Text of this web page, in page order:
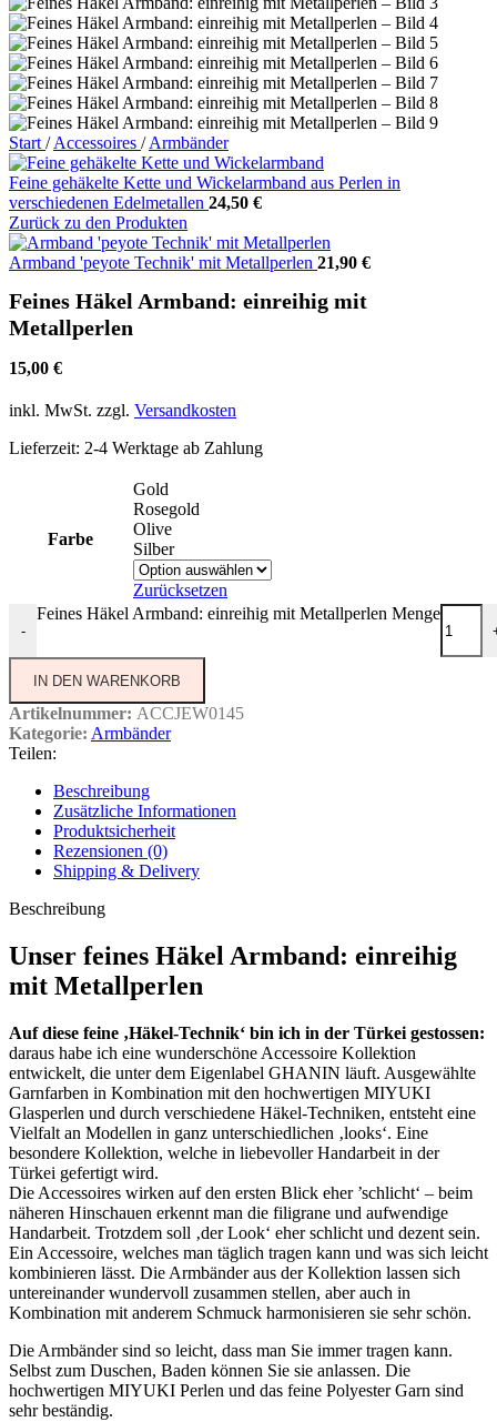
Start / Accessoires / Armbänder
Feine gehäkelte Kette und Wickelarmband aus Perlen in
verschiedenen Edelmetallen 24,50 €
Zurück zu den Produkten
Armband 'peyote Technik' mit Metallperlen 21,90 €
Feines Häkel Armband: einreihig mit
Metallperlen
15,00 €
inkl. MwSt. zzgl. Versandkosten
Lieferzeit: 2-4 Werktage ab Zahlung
Farbe
Gold
Rosegold
Olive
Silber
Zurücksetzen
-
Feines Häkel Armband: einreihig mit Metallperlen Menge
IN DEN WARENKORB
Artikelnummer: ACCJEW0145
Kategorie: Armbänder
Teilen:
Beschreibung
Zusätzliche Informationen
Produktsicherheit
Rezensionen (0)
Shipping & Delivery
Beschreibung
Unser feines Häkel Armband: einreihig
mit Metallperlen
Auf diese feine ‚Häkel-Technik‘ bin ich in der Türkei gestossen:
daraus habe ich eine wunderschöne Accessoire Kollektion
entwickelt, die unter dem Eigenlabel GHANIN läuft. Ausgewählte
Garnfarben in Kombination mit den hochwertigen MIYUKI
Glasperlen und durch verschiedene Häkel-Techniken, entsteht eine
Vielfalt an Modellen in ganz unterschiedlichen ‚looks‘. Eine
besondere Kollektion, welche in liebevoller Handarbeit in der
Türkei gefertigt wird.
Die Accessoires wirken auf den ersten Blick eher ’schlicht‘ – beim
näheren Hinschauen erkennt man die filigrane und aufwendige
Handarbeit. Trotzdem soll ‚der Look‘ eher schlicht und dezent sein.
Ein Accessoire, welches man täglich tragen kann und was sich leicht
kombinieren lässt. Die Armbänder aus der Kollektion lassen sich
untereinander wundervoll zusammen stellen, aber auch in
Kombination mit anderem Schmuck harmonisieren sie sehr schön.
Die Armbänder sind so leicht, dass man Sie immer tragen kann.
Selbst zum Duschen, Baden können Sie sie anlassen. Die
hochwertigen MIYUKI Perlen und das feine Polyester Garn sind
sehr beständig.